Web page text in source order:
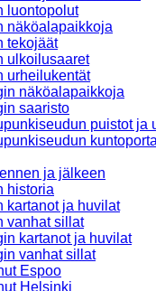
luontopolut
näköalapaikkoja
tekojäät
ulkoilusaaret
urheilukentät
näköalapaikkoja
saaristo
puistot ja
ja jälkeen
historia
kartanot ja huvilat
vanhat sillat
kartanot ja huvilat
vanhat sillat
Espoo
Helsinki